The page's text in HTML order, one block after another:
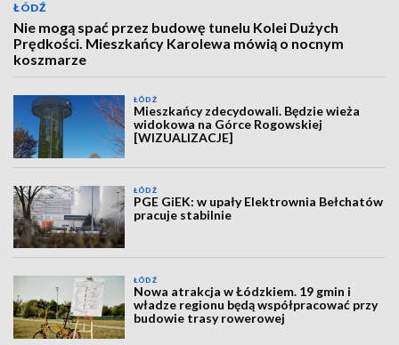
ŁÓDŹ
Nie mogą spać przez budowę tunelu Kolei Dużych
Prędkości. Mieszkańcy Karolewa mówią o nocnym
koszmarze
ŁÓDŹ
Mieszkańcy zdecydowali. Będzie wieża
widokowa na Górce Rogowskiej
[WIZUALIZACJE]
ŁÓDŹ
PGE GiEK: w upały Elektrownia Bełchatów
pracuje stabilnie
ŁÓDŹ
Nowa atrakcja w Łódzkiem. 19 gmin i
władze regionu będą współpracować przy
budowie trasy rowerowej